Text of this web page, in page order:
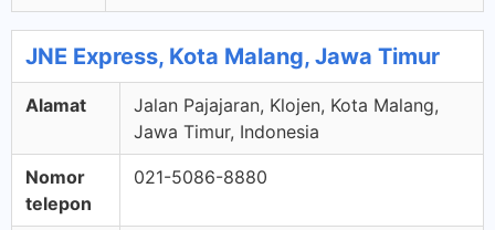
JNE Express, Kota Malang, Jawa Timur
Alamat
Jalan Pajajaran, Klojen, Kota Malang,
Jawa Timur, Indonesia
Nomor
telepon
021-5086-8880